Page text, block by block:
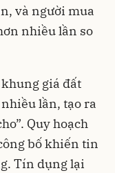
và người mua
nhiều lần so
giá đất
lần, tạo ra
Quy hoạch
bố khiến tin
Tín dụng lại